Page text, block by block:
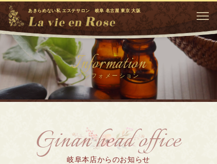
あきらめない私 エステサロン 岐阜 名古屋 東京 大阪
Information
インフォメーション
Ginan head office
岐阜本店からのお知らせ